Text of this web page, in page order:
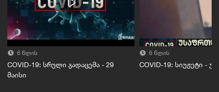
6 წლის
COVID-19: სრული გადაცემა - 29
მაისი
6 წლის
COVID-19: სიუჟეტი -